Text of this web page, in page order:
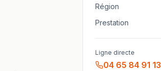
Région
Prestation
Ligne directe
04 65 84 91 13